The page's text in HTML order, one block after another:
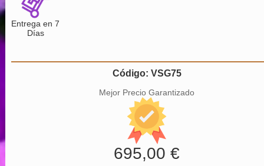
Entrega en 7
Días
Código: VSG75
Mejor Precio Garantizado
695,00 €